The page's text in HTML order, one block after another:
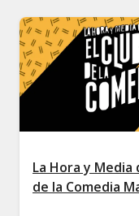
La Hora y Media
de la Comedia